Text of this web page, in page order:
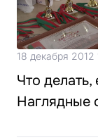
18 декабря 2012
Что
Наглядные